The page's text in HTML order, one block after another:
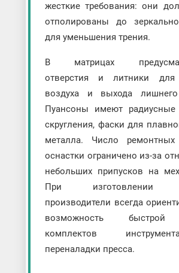
жесткие требования: они
отполированы до
для уменьшения трения.
В матрицах
отверстия и литники для
воздуха и выхода
Пуансоны имеют радиусные
скругления, фаски для
металла. Число ремонтных
оснастки ограничено из-за
небольших припусков на
При изготовлении
производители всегда
возможность
комплектов
переналадки пресса.